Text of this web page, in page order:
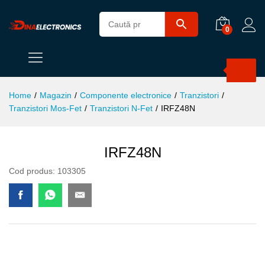
0
Home / Magazin / Componente electronice / Tranzistori /
Tranzistori Mos-Fet / Tranzistori N-Fet / IRFZ48N
IRFZ48N
Cod produs: 103305